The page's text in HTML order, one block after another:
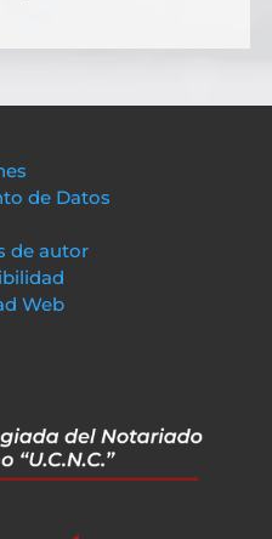
de Datos
de autor
Web